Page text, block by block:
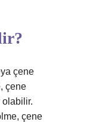
çene
çene
olabilir.
çene